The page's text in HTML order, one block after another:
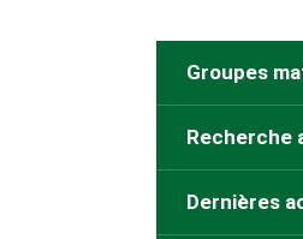
Groupes
Recherche
Dernières